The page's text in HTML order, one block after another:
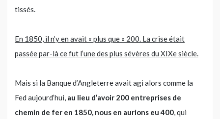
tissés.
En 1850, il n’y en avait « plus que » 200. La crise était
passée par-là ce fut l’une des plus sévères du XIXe siècle.
Mais si la Banque d’Angleterre avait agi alors comme la
Fed aujourd’hui, au lieu d’avoir 200 entreprises de
chemin de fer en 1850, nous en aurions eu 400, qui